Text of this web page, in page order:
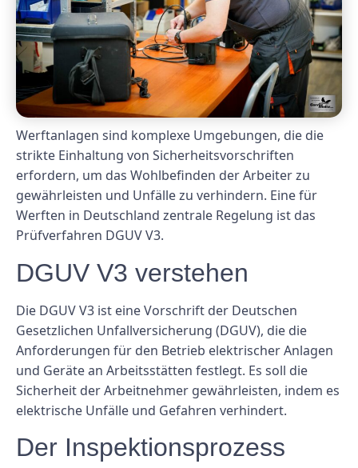
Werftanlagen sind komplexe Umgebungen, die die
strikte Einhaltung von Sicherheitsvorschriften
erfordern, um das Wohlbefinden der Arbeiter zu
gewährleisten und Unfälle zu verhindern. Eine für
Werften in Deutschland zentrale Regelung ist das
Prüfverfahren DGUV V3.
DGUV V3 verstehen
Die DGUV V3 ist eine Vorschrift der Deutschen
Gesetzlichen Unfallversicherung (DGUV), die die
Anforderungen für den Betrieb elektrischer Anlagen
und Geräte an Arbeitsstätten festlegt. Es soll die
Sicherheit der Arbeitnehmer gewährleisten, indem es
elektrische Unfälle und Gefahren verhindert.
Der Inspektionsprozess